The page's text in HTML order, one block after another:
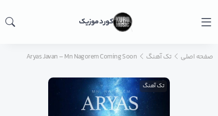
کورد موزیک
صفحه اصلی تک آهنگ Aryas Javan – Mn Nagorem Coming Soon
تک آهنگ